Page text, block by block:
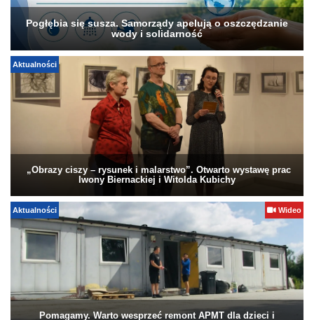
Pogłębia się susza. Samorządy apelują o oszczędzanie
wody i solidarność
Aktualności
„Obrazy ciszy – rysunek i malarstwo”. Otwarto wystawę prac
Iwony Biernackiej i Witolda Kubichy
Aktualności Wideo
Pomagamy. Warto wesprzeć remont APMT dla dzieci i